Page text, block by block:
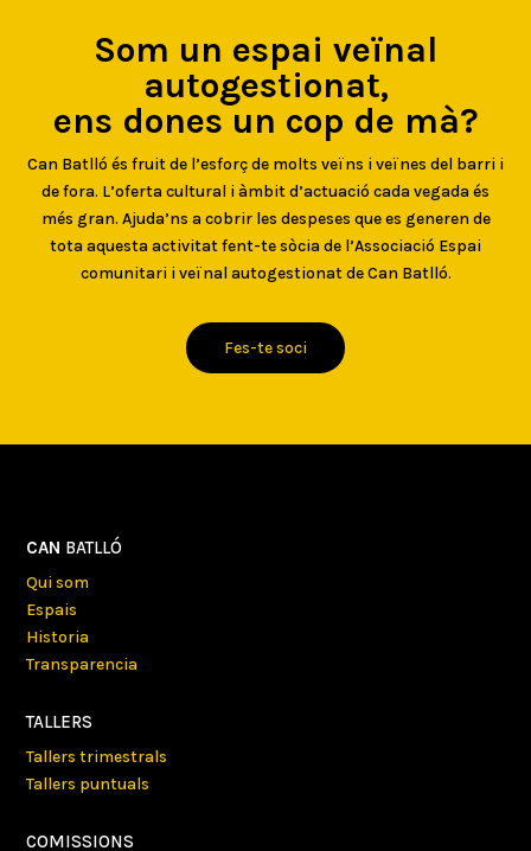
Som un espai veïnal
autogestionat,
ens dones un cop de mà?
Can Batlló és fruit de l’esforç de molts veïns i veïnes del barri i
de fora. L’oferta cultural i àmbit d’actuació cada vegada és
més gran. Ajuda’ns a cobrir les despeses que es generen de
tota aquesta activitat fent-te sòcia de l’Associació Espai
comunitari i veïnal autogestionat de Can Batlló.
Fes-te soci
CAN BATLLÓ
Qui som
Espais
Historia
Transparencia
TALLERS
Tallers trimestrals
Tallers puntuals
COMISSIONS